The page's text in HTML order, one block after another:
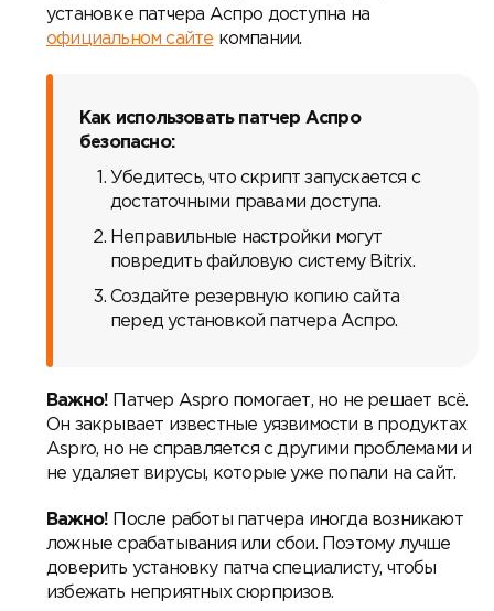
установке патчера Аспро доступна на
официальном сайте компании.
Как использовать патчер Аспро
безопасно:
Убедитесь, что скрипт запускается с
достаточными правами доступа.
Неправильные настройки могут
повредить файловую систему Bitrix.
Создайте резервную копию сайта
перед установкой патчера Аспро.
Важно! Патчер Aspro помогает, но не решает всё.
Он закрывает известные уязвимости в продуктах
Aspro, но не справляется с другими проблемами и
не удаляет вирусы, которые уже попали на сайт.
Важно! После работы патчера иногда возникают
ложные срабатывания или сбои. Поэтому лучше
доверить установку патча специалисту, чтобы
избежать неприятных сюрпризов.